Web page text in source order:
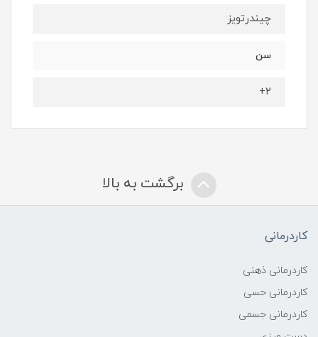
چیندرتویز
سن
۲+
برگشت به بالا
کاردرمانی
کاردرمانی ذهنی
کاردرمانی حسی
کاردرمانی جسمی